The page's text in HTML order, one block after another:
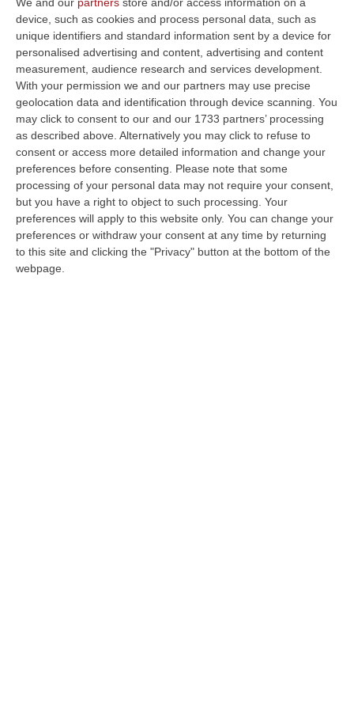
We and our partners store and/or access information on a
device, such as cookies and process personal data, such as
unique identifiers and standard information sent by a device for
personalised advertising and content, advertising and content
measurement, audience research and services development.
With your permission we and our partners may use precise
geolocation data and identification through device scanning. You
may click to consent to our and our 1733 partners’ processing
as described above. Alternatively you may click to refuse to
consent or access more detailed information and change your
preferences before consenting. Please note that some
processing of your personal data may not require your consent,
but you have a right to object to such processing. Your
preferences will apply to this website only. You can change your
preferences or withdraw your consent at any time by returning
to this site and clicking the "Privacy" button at the bottom of the
webpage.
Il castello di Cleto è stato inaugurato in
pompa magna il 20 luglio 2010 tra gli
interventi di recupero e riqualificazione
effettuati (progetto finanziato dai Por
Calabria 2000/2006 – Asse II Risorse
Culturali Pis) ma adesso, al turista che capiti
qui – entroterra del basso Tirreno cosentino
a pochi minuti dall’aeroporto – risulterà
impossibile entrare eccetto nel caso in cui
abbia chiesto autorizzazione al Comune con
almeno 4 giorni d’anticipo. «L’accesso – si
legge in un’ordinanza – resta inibito per